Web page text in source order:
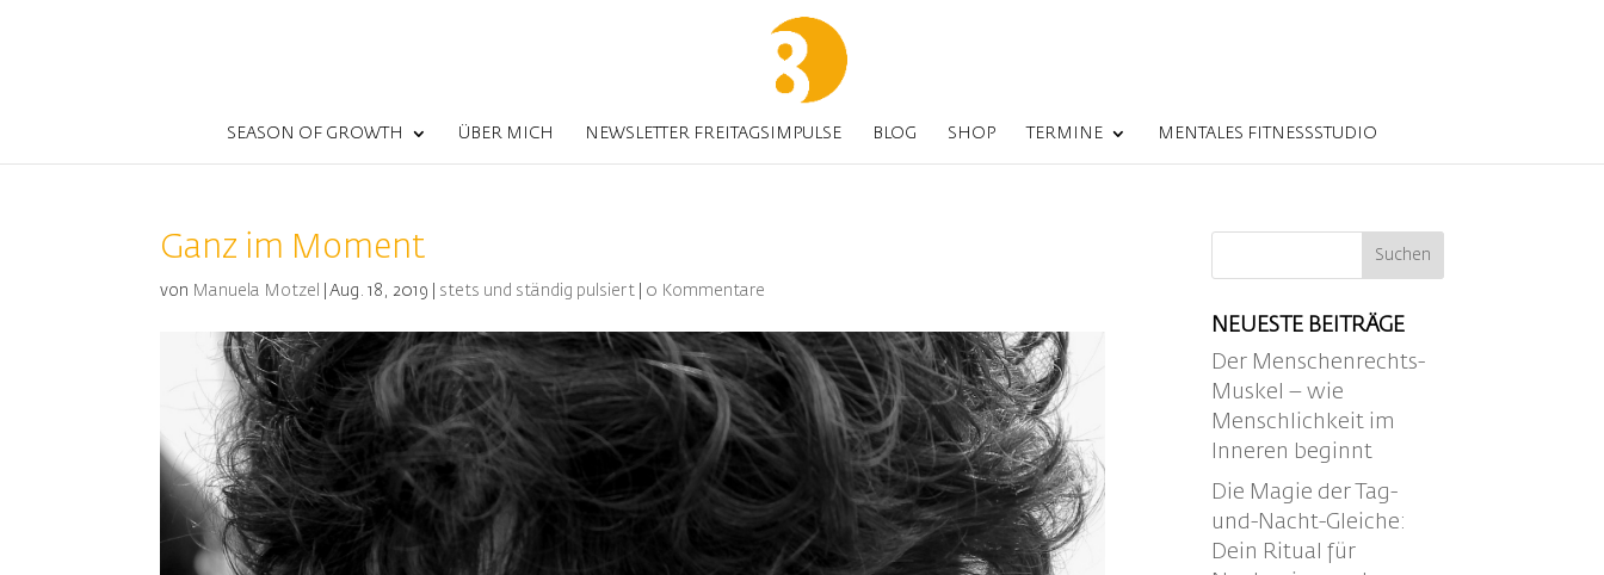
SEASON OF GROWTH ÜBER MICH NEWSLETTER FREITAGSIMPULSE BLOG SHOP TERMINE MENTALES FITNESSSTUDIO
Ganz im Moment
von Manuela Motzel |Aug. 18, 2019 stets und ständig pulsiert 0 Kommentare
NEUESTE BEITRÄGE
Der Menschenrechts-
Muskel – wie
Menschlichkeit im
Inneren beginnt
Die Magie der Tag-
und-Nacht-Gleiche:
Dein Ritual für